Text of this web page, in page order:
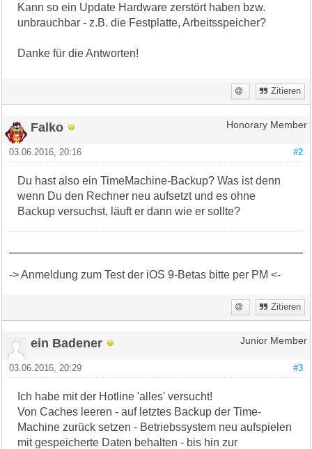
Kann so ein Update Hardware zerstört haben bzw.
unbrauchbar - z.B. die Festplatte, Arbeitsspeicher?
Danke für die Antworten!
Zitieren
Falko Honorary Member
#2
03.06.2016, 20:16
Du hast also ein TimeMachine-Backup? Was ist denn
wenn Du den Rechner neu aufsetzt und es ohne
Backup versuchst, läuft er dann wie er sollte?
-> Anmeldung zum Test der iOS 9-Betas bitte per PM <-
Zitieren
ein Badener Junior Member
#3
03.06.2016, 20:29
Ich habe mit der Hotline 'alles' versucht!
Von Caches leeren - auf letztes Backup der Time-
Machine zurück setzen - Betriebssystem neu aufspielen
mit gespeicherte Daten behalten - bis hin zur